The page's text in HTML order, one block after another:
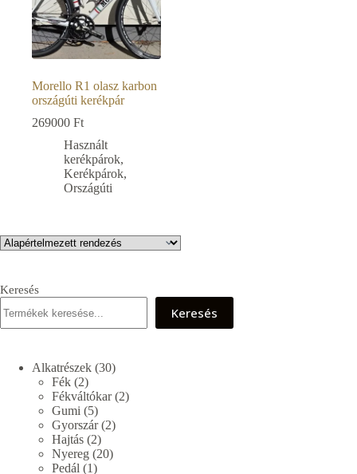
Morello R1 olasz karbon
országúti kerékpár
269000 Ft
Használt
kerékpárok,
Kerékpárok,
Országúti
Keresés
Keresés
Alkatrészek 3030
Fék 22
termék
Fékváltókar 22
Gumi 55
termék
Gyorszár 22
Hajtás 22
termék
Nyereg 2020
Pedál 11